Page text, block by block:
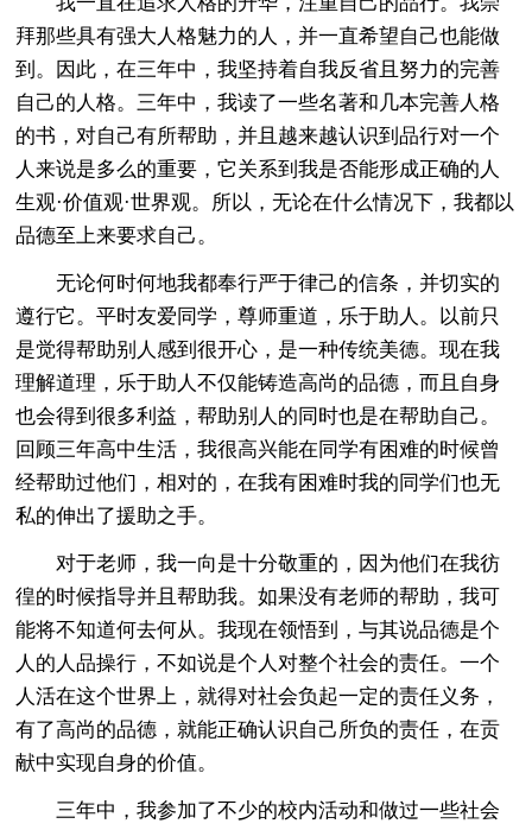
拜那些具有强大人格魅力的人，并一直希望自己也能做
到。因此，在三年中，我坚持着自我反省且努力的完善
自己的人格。三年中，我读了一些名著和几本完善人格
的书，对自己有所帮助，并且越来越认识到品行对一个
人来说是多么的重要，它关系到我是否能形成正确的人
生观·价值观·世界观。所以，无论在什么情况下，我都以
品德至上来要求自己。
无论何时何地我都奉行严于律己的信条，并切实的
遵行它。平时友爱同学，尊师重道，乐于助人。以前只
是觉得帮助别人感到很开心，是一种传统美德。现在我
理解道理，乐于助人不仅能铸造高尚的品德，而且自身
也会得到很多利益，帮助别人的同时也是在帮助自己。
回顾三年高中生活，我很高兴能在同学有困难的时候曾
经帮助过他们，相对的，在我有困难时我的同学们也无
私的伸出了援助之手。
对于老师，我一向是十分敬重的，因为他们在我彷
徨的时候指导并且帮助我。如果没有老师的帮助，我可
能将不知道何去何从。我现在领悟到，与其说品德是个
人的人品操行，不如说是个人对整个社会的责任。一个
人活在这个世界上，就得对社会负起一定的责任义务，
有了高尚的品德，就能正确认识自己所负的责任，在贡
献中实现自身的价值。
三年中，我参加了不少的校内活动和做过一些社会